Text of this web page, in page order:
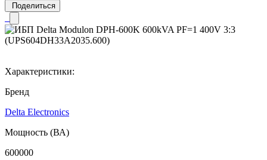
Поделиться
Характеристики:
Бренд
Delta Electronics
Мощность (ВА)
600000